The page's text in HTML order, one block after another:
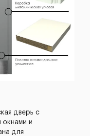
дверь с
окнами и
для